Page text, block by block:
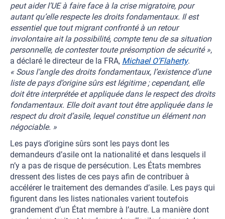
peut aider l’UE à faire face à la crise migratoire, pour
autant qu’elle respecte les droits fondamentaux. Il est
essentiel que tout migrant confronté à un retour
involontaire ait la possibilité, compte tenu de sa situation
personnelle, de contester toute présomption de sécurité »,
a déclaré le directeur de la FRA, Michael O’Flaherty.
« Sous l’angle des droits fondamentaux, l’existence d’une
liste de pays d’origine sûrs est légitime ; cependant, elle
doit être interprétée et appliquée dans le respect des droits
fondamentaux. Elle doit avant tout être appliquée dans le
respect du droit d’asile, lequel constitue un élément non
négociable. »
Les pays d’origine sûrs sont les pays dont les
demandeurs d’asile ont la nationalité et dans lesquels il
n’y a pas de risque de persécution. Les États membres
dressent des listes de ces pays afin de contribuer à
accélérer le traitement des demandes d’asile. Les pays qui
figurent dans les listes nationales varient toutefois
grandement d’un État membre à l’autre. La manière dont